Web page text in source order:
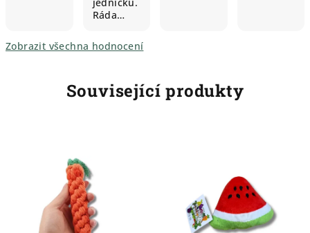
Ráda…
Zobrazit všechna hodnocení
Související produkty